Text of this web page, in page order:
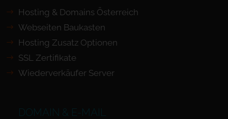
Hosting & Domains Österreich
Webseiten Baukasten
Hosting Zusatz Optionen
SSL Zertifikate
Wiederverkäufer Server
DOMAIN & E-MAIL